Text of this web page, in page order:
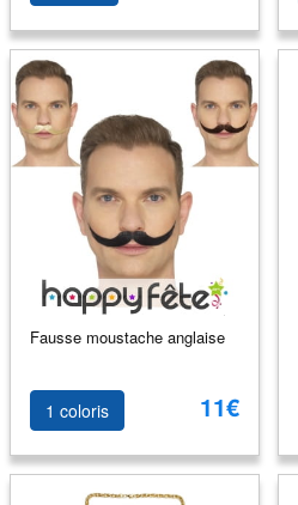
Fausse moustache anglaise
1 coloris 11€